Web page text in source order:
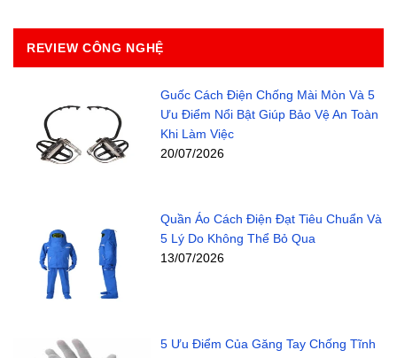
REVIEW CÔNG NGHỆ
Guốc Cách Điện Chống Mài Mòn Và 5
Ưu Điểm Nổi Bật Giúp Bảo Vệ An Toàn
Khi Làm Việc
20/07/2026
Quần Áo Cách Điện Đạt Tiêu Chuẩn Và
5 Lý Do Không Thể Bỏ Qua
13/07/2026
5 Ưu Điểm Của Găng Tay Chống Tĩnh